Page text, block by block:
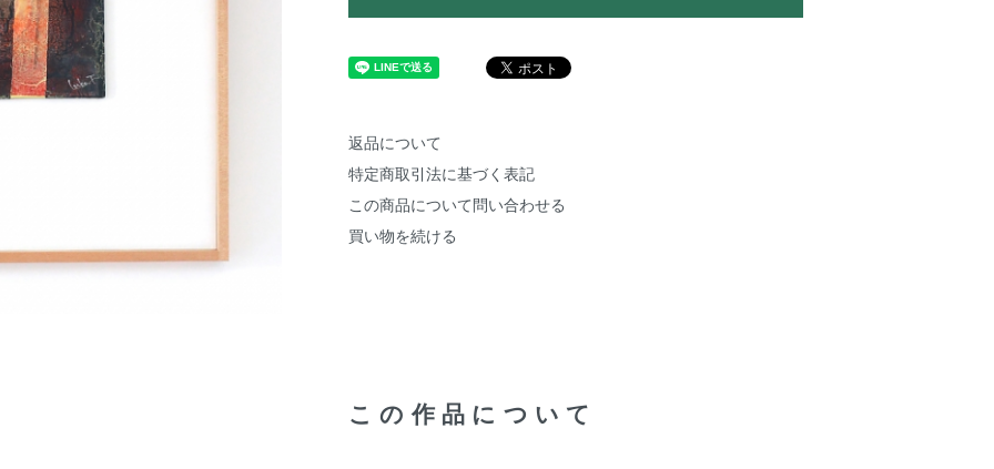
返品について
特定商取引法に基づく表記
この商品について問い合わせる
買い物を続ける
この作品について